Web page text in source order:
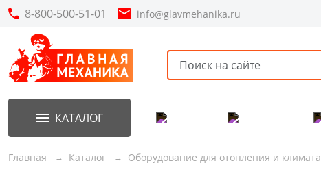
8-800-500-51-01 info@glavmehanika.ru
КАТАЛОГ
Главная Каталог Оборудование для отопления и климата